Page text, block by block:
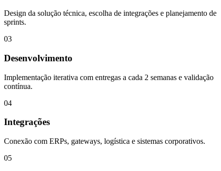
Design da solução técnica, escolha de integrações e planejamento de
sprints.
03
Desenvolvimento
Implementação iterativa com entregas a cada 2 semanas e validação
contínua.
04
Integrações
Conexão com ERPs, gateways, logística e sistemas corporativos.
05